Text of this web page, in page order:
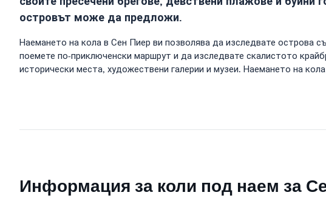
островът може да предложи.
Наемането на кола в Сен Пиер ви позволява да изследвате острова
поемете по-приключенски маршрут и да изследвате скалистото
исторически места, художествени галерии и музеи. Наемането на
Информация за коли под наем за